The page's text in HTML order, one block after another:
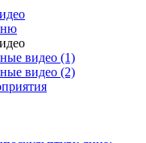
видео (1)
видео (2)